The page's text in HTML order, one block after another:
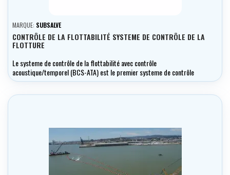
MARQUE: SUBSALVE
CONTRÔLE DE LA FLOTTABILITÉ SYSTEME DE CONTRÔLE DE LA
FLOTTURE
Le systeme de contrôle de la flottabilité avec contrôle
acoustique/temporel (BCS-ATA) est le premier systeme de contrôle
de la flottabilité facile a utiliser qui permet un contrôle actif de la
atteindre les objectifs de la mission.